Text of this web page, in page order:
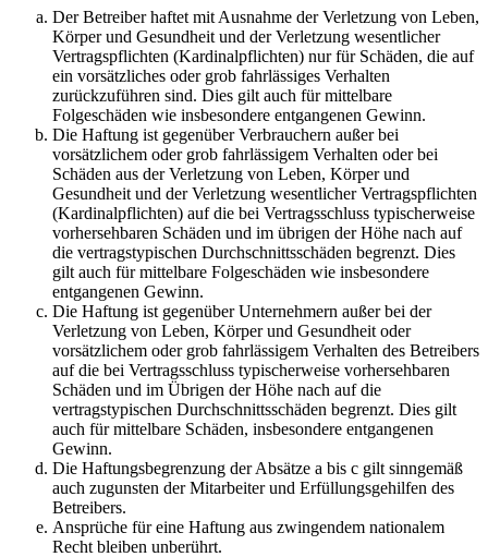
Der Betreiber haftet mit Ausnahme der Verletzung von Leben,
Körper und Gesundheit und der Verletzung wesentlicher
Vertragspflichten (Kardinalpflichten) nur für Schäden, die auf
ein vorsätzliches oder grob fahrlässiges Verhalten
zurückzuführen sind. Dies gilt auch für mittelbare
Folgeschäden wie insbesondere entgangenen Gewinn.
Die Haftung ist gegenüber Verbrauchern außer bei
vorsätzlichem oder grob fahrlässigem Verhalten oder bei
Schäden aus der Verletzung von Leben, Körper und
Gesundheit und der Verletzung wesentlicher Vertragspflichten
(Kardinalpflichten) auf die bei Vertragsschluss typischerweise
vorhersehbaren Schäden und im übrigen der Höhe nach auf
die vertragstypischen Durchschnittsschäden begrenzt. Dies
gilt auch für mittelbare Folgeschäden wie insbesondere
entgangenen Gewinn.
Die Haftung ist gegenüber Unternehmern außer bei der
Verletzung von Leben, Körper und Gesundheit oder
vorsätzlichem oder grob fahrlässigem Verhalten des Betreibers
auf die bei Vertragsschluss typischerweise vorhersehbaren
Schäden und im Übrigen der Höhe nach auf die
vertragstypischen Durchschnittsschäden begrenzt. Dies gilt
auch für mittelbare Schäden, insbesondere entgangenen
Gewinn.
Die Haftungsbegrenzung der Absätze a bis c gilt sinngemäß
auch zugunsten der Mitarbeiter und Erfüllungsgehilfen des
Betreibers.
Ansprüche für eine Haftung aus zwingendem nationalem
Recht bleiben unberührt.